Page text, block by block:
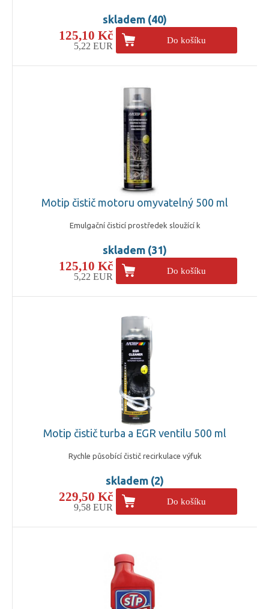
skladem (40)
125,10 Kč
5,22 EUR
Do košíku
Motip čistič motoru omyvatelný 500 ml
Emulgační čisticí prostředek sloužící k
skladem (31)
125,10 Kč
5,22 EUR
Do košíku
Motip čistič turba a EGR ventilu 500 ml
Rychle působící čistič recirkulace výfuk
skladem (2)
229,50 Kč
9,58 EUR
Do košíku